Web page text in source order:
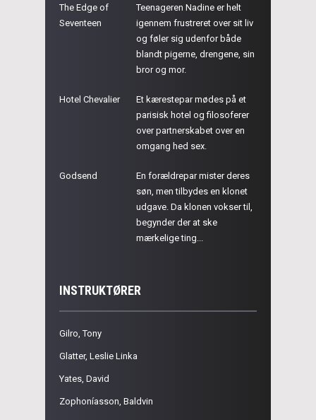
The Edge of
Seventeen
Teenageren Nadine er helt
igennem frustreret over sit liv
og føler sig udenfor både
blandt pigerne, drengene, sin
bror og mor.
Hotel Chevalier
Et kærestepar mødes på et
parisisk hotel og filosoferer
over partnerskabet over en
omgang hed sex.
Godsend
En forældrepar mister deres
søn, men tilbydes en klonet
udgave. Da klonen vokser til,
begynder der at ske
mærkelige ting...
INSTRUKTØRER
Gilro, Tony
Glatter, Leslie Linka
Yates, David
Zophoníasson, Baldvin